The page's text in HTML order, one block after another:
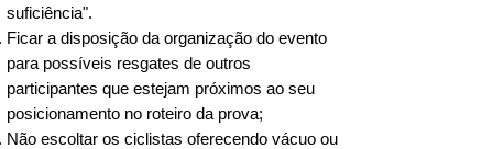
Legenda:
✅ Pagamento confirmado
⏱️ Aguardando pagamento
👕 Camiseta casual inclusa
❌ Inscrição cancelada
suficiência".
Ficar a disposição da organização do evento
para possíveis resgates de outros
participantes que estejam próximos ao seu
posicionamento no roteiro da prova;
Não escoltar os ciclistas oferecendo vácuo ou